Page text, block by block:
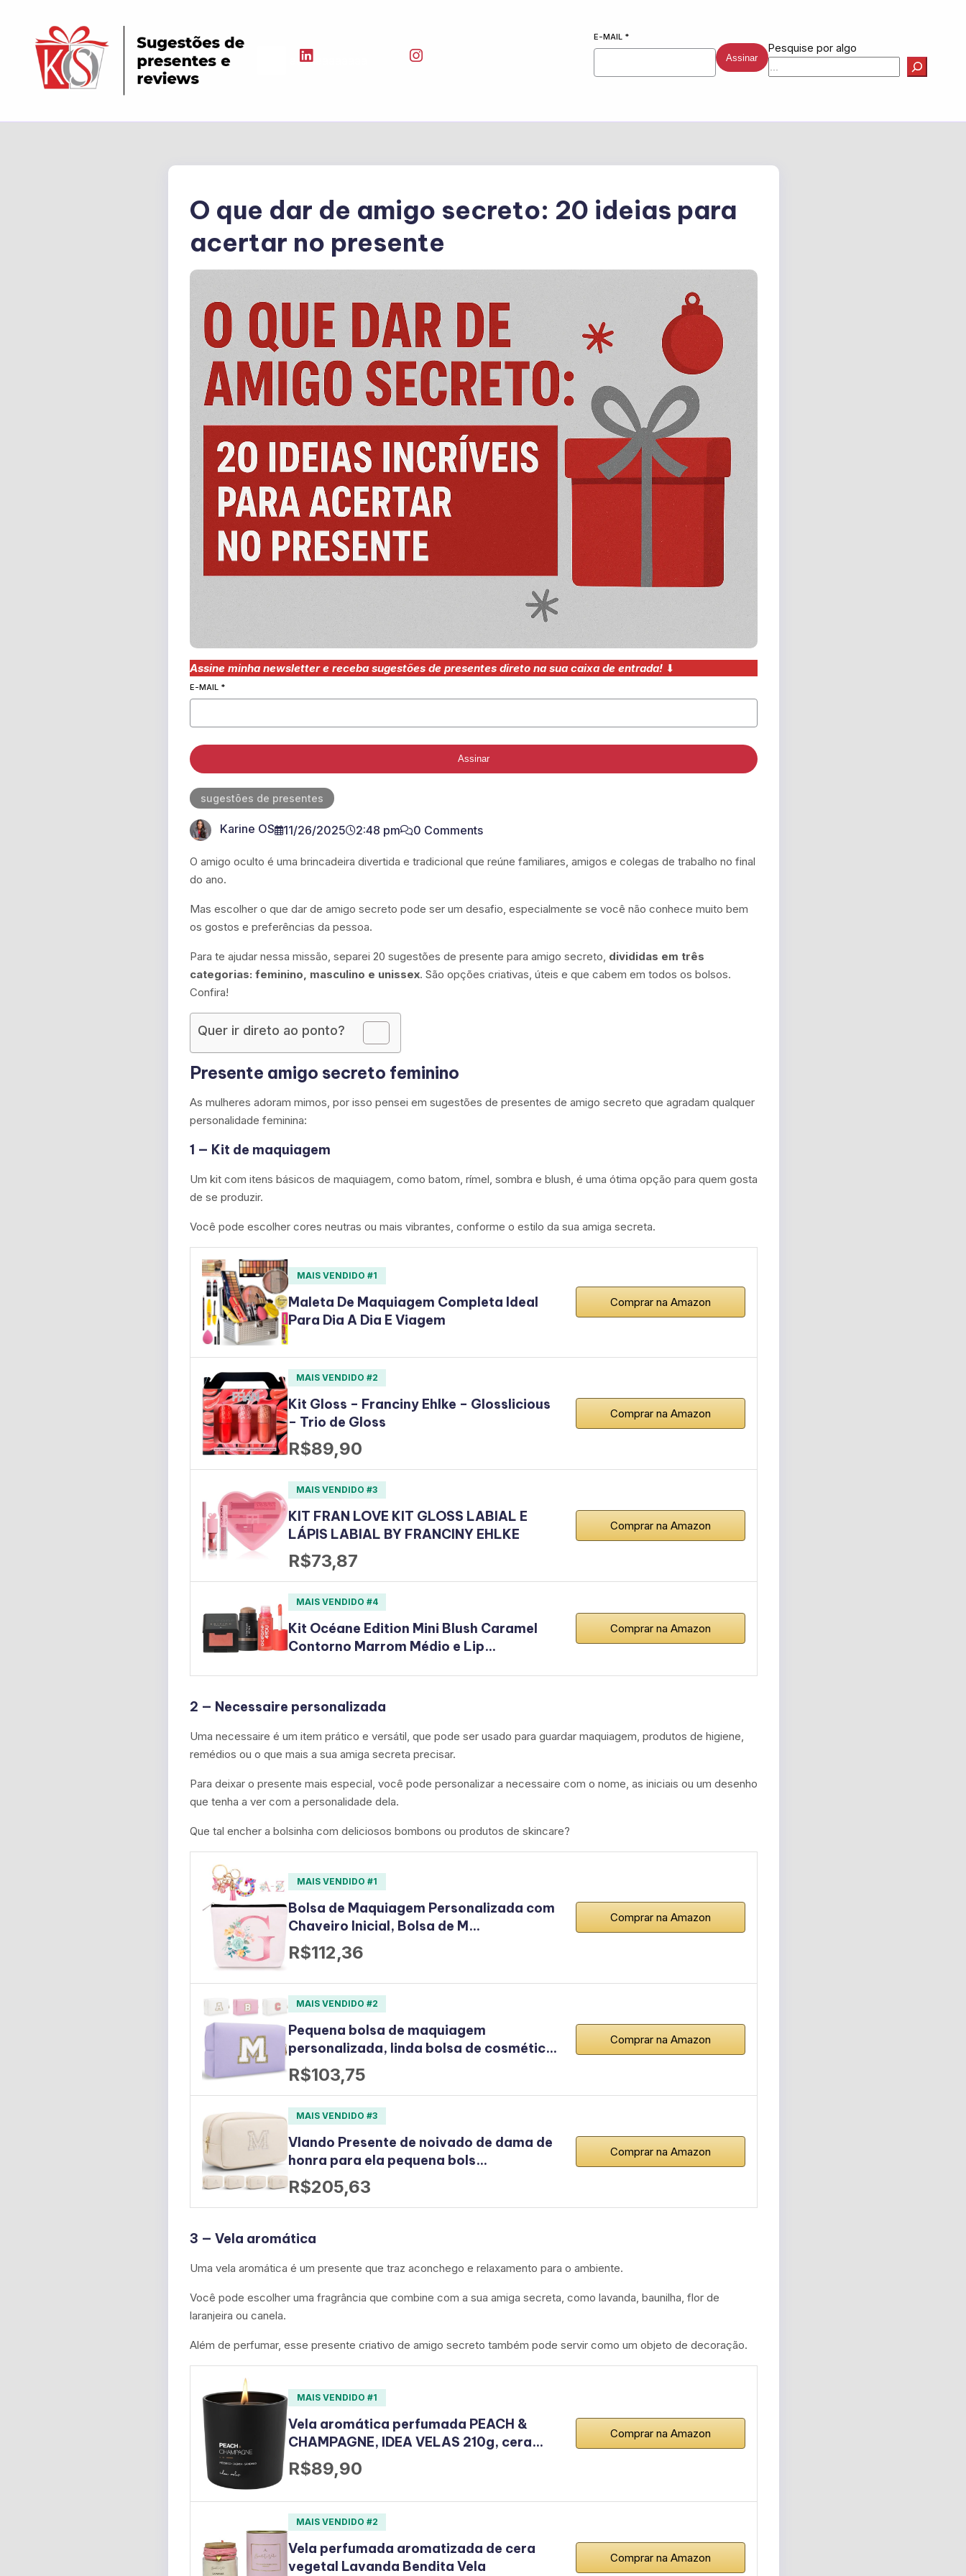
aaaaaaaaaaaa
E-MAIL *
Assinar
Pesquise por algo
O que dar de amigo secreto: 20 ideias para
acertar no presente
Assine minha newsletter e receba sugestões de presentes direto na sua caixa de entrada!⬇︎
E-MAIL *
Assinar
sugestões de presentes
Karine OS 11/26/2025 2:48 pm 0 Comments
O amigo oculto é uma brincadeira divertida e tradicional que reúne familiares, amigos e colegas de trabalho no final
do ano.
Mas escolher o que dar de amigo secreto pode ser um desafio, especialmente se você não conhece muito bem
os gostos e preferências da pessoa.
Para te ajudar nessa missão, separei 20 sugestões de presente para amigo secreto, divididas em três
categorias: feminino, masculino e unissex. São opções criativas, úteis e que cabem em todos os bolsos.
Confira!
Quer ir direto ao ponto?
Presente amigo secreto feminino
As mulheres adoram mimos, por isso pensei em sugestões de presentes de amigo secreto que agradam qualquer
personalidade feminina:
1 — Kit de maquiagem
Um kit com itens básicos de maquiagem, como batom, rímel, sombra e blush, é uma ótima opção para quem gosta
de se produzir.
Você pode escolher cores neutras ou mais vibrantes, conforme o estilo da sua amiga secreta.
MAIS VENDIDO #1
Maleta De Maquiagem Completa Ideal
Para Dia A Dia E Viagem
Comprar na Amazon
MAIS VENDIDO #2
Kit Gloss – Franciny Ehlke – Glosslicious
– Trio de Gloss
R$89,90
Comprar na Amazon
MAIS VENDIDO #3
KIT FRAN LOVE KIT GLOSS LABIAL E
LÁPIS LABIAL BY FRANCINY EHLKE
R$73,87
Comprar na Amazon
MAIS VENDIDO #4
Kit Océane Edition Mini Blush Caramel
Contorno Marrom Médio e Lip…
Comprar na Amazon
2 — Necessaire personalizada
Uma necessaire é um item prático e versátil, que pode ser usado para guardar maquiagem, produtos de higiene,
remédios ou o que mais a sua amiga secreta precisar.
Para deixar o presente mais especial, você pode personalizar a necessaire com o nome, as iniciais ou um desenho
que tenha a ver com a personalidade dela.
Que tal encher a bolsinha com deliciosos bombons ou produtos de skincare?
MAIS VENDIDO #1
Bolsa de Maquiagem Personalizada com
Chaveiro Inicial, Bolsa de M…
R$112,36
Comprar na Amazon
MAIS VENDIDO #2
Pequena bolsa de maquiagem
personalizada, linda bolsa de cosmétic…
R$103,75
Comprar na Amazon
MAIS VENDIDO #3
Vlando Presente de noivado de dama de
honra para ela pequena bols…
R$205,63
Comprar na Amazon
3 — Vela aromática
Uma vela aromática é um presente que traz aconchego e relaxamento para o ambiente.
Você pode escolher uma fragrância que combine com a sua amiga secreta, como lavanda, baunilha, flor de
laranjeira ou canela.
Além de perfumar, esse presente criativo de amigo secreto também pode servir como um objeto de decoração.
MAIS VENDIDO #1
Vela aromática perfumada PEACH &
CHAMPAGNE, IDEA VELAS 210g, cera…
R$89,90
Comprar na Amazon
MAIS VENDIDO #2
Vela perfumada aromatizada de cera
vegetal Lavanda Bendita Vela
Comprar na Amazon